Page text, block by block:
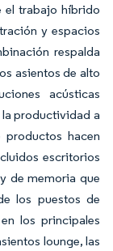
el trabajo híbrido
y espacios
respalda
asientos de alto
acústicas
productividad a
hacen
escritorios
de memoria que
los puestos de
los principales
lounge, las